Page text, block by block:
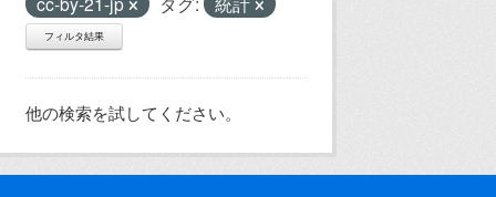
フィルタ結果
他の検索を試してください。